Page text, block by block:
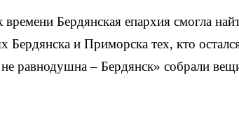
Бердянская епархия смогла
Бердянска и Приморска тех, кто
равнодушна – Бердянск» собрали